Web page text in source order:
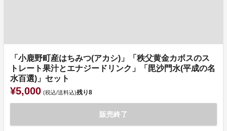
「小鹿野町産はちみつ(アカシ)」「秩父黄金カボスのス
トレート果汁とエナジードリンク」「毘沙門水(平成の名
水百選)」セット
¥5,000 (税込/送料込)残り8
販売終了